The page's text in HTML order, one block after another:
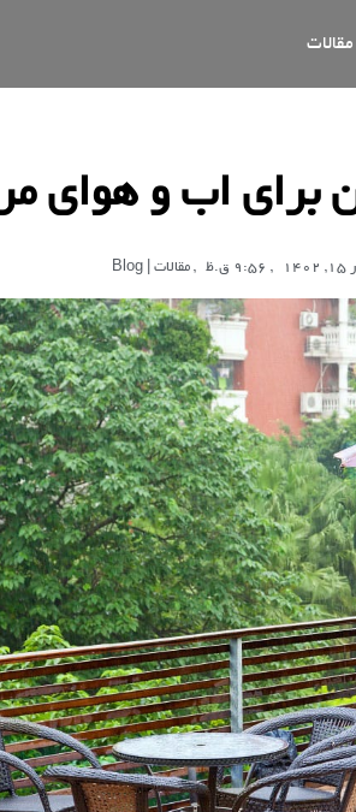
مقالات
برای اب و هوای
, 9:56 ق.ظ , مقالات | Blog